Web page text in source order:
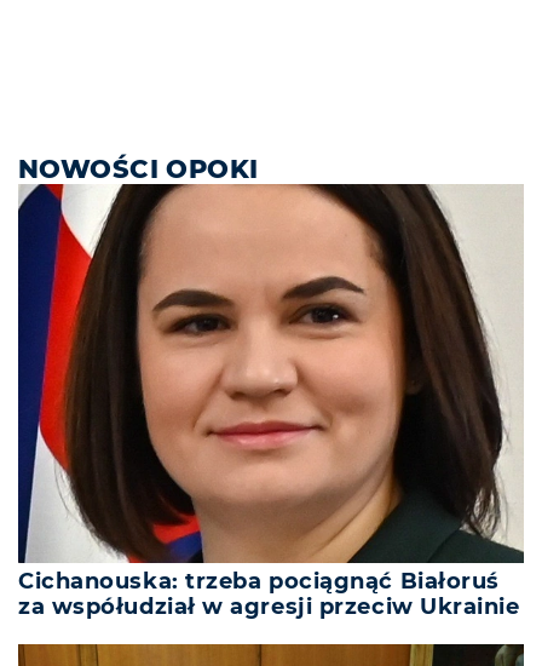
NOWOŚCI OPOKI
Cichanouska: trzeba pociągnąć Białoruś
za współudział w agresji przeciw Ukrainie